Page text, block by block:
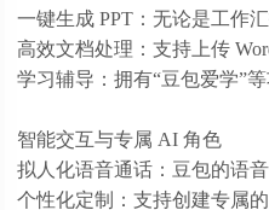
一键生成 PPT：无论是工作
高效文档处理：支持上传
学习辅导：拥有“豆包爱学”
智能交互与专属 AI 角色
拟人化语音通话：豆包的语
个性化定制：支持创建专属